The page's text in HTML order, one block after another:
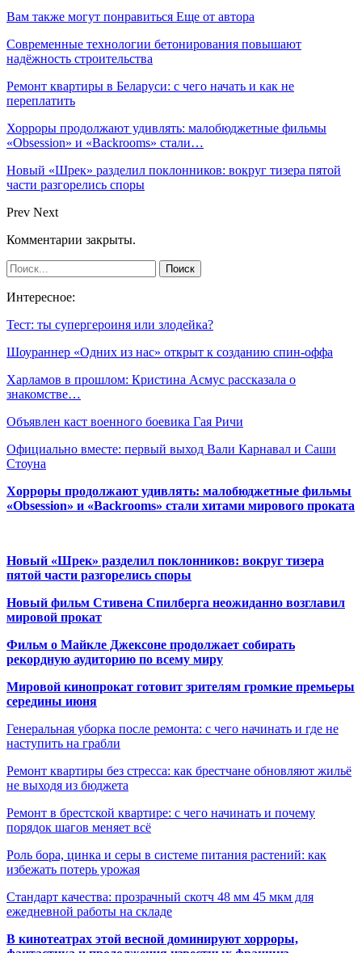
Вам также могут понравиться Еще от автора
Современные технологии бетонирования повышают
надёжность строительства
Ремонт квартиры в Беларуси: с чего начать и как не
переплатить
Хорроры продолжают удивлять: малобюджетные фильмы
«Obsession» и «Backrooms» стали…
Новый «Шрек» разделил поклонников: вокруг тизера пятой
части разгорелись споры
Prev Next
Комментарии закрыты.
Интересное:
Тест: ты супергероиня или злодейка?
Шоураннер «Одних из нас» открыт к созданию спин-оффа
Харламов в прошлом: Кристина Асмус рассказала о
знакомстве…
Объявлен каст военного боевика Гая Ричи
Официально вместе: первый выход Вали Карнавал и Саши
Стоуна
Хорроры продолжают удивлять: малобюджетные фильмы
«Obsession» и «Backrooms» стали хитами мирового проката
Новый «Шрек» разделил поклонников: вокруг тизера
пятой части разгорелись споры
Новый фильм Стивена Спилберга неожиданно возглавил
мировой прокат
Фильм о Майкле Джексоне продолжает собирать
рекордную аудиторию по всему миру
Мировой кинопрокат готовит зрителям громкие премьеры
середины июня
Генеральная уборка после ремонта: с чего начинать и где не
наступить на грабли
Ремонт квартиры без стресса: как брестчане обновляют жильё
не выходя из бюджета
Ремонт в брестской квартире: с чего начинать и почему
порядок шагов меняет всё
Роль бора, цинка и серы в системе питания растений: как
избежать потерь урожая
Стандарт качества: прозрачный скотч 48 мм 45 мкм для
ежедневной работы на складе
В кинотеатрах этой весной доминируют хорроры,